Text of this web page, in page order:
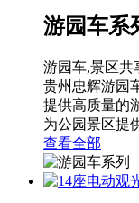
游园车系
游园车,景区共
贵州忠辉游园
提供高质量的
为公园景区提
查看全部